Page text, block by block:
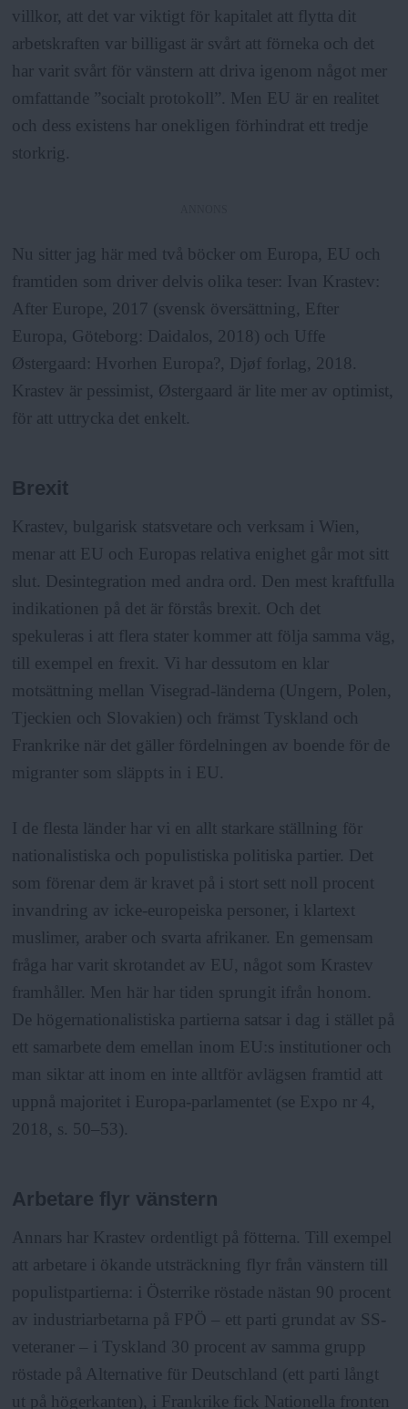
villkor, att det var viktigt för kapitalet att flytta dit
arbetskraften var billigast är svårt att förneka och det
har varit svårt för vänstern att driva igenom något mer
omfattande ”socialt protokoll”. Men EU är en realitet
och dess existens har onekligen förhindrat ett tredje
storkrig.
Nu sitter jag här med två böcker om Europa, EU och
framtiden som driver delvis olika teser: Ivan Krastev:
After Europe, 2017 (svensk översättning, Efter
Europa, Göteborg: Daidalos, 2018) och Uffe
Østergaard: Hvorhen Europa?, Djøf forlag, 2018.
Krastev är pessimist, Østergaard är lite mer av optimist,
för att uttrycka det enkelt.
Brexit
Krastev, bulgarisk statsvetare och verksam i Wien,
menar att EU och Europas relativa enighet går mot sitt
slut. Desintegration med andra ord. Den mest kraftfulla
indikationen på det är förstås brexit. Och det
spekuleras i att flera stater kommer att följa samma väg,
till exempel en frexit. Vi har dessutom en klar
motsättning mellan Visegrad-länderna (Ungern, Polen,
Tjeckien och Slovakien) och främst Tyskland och
Frankrike när det gäller fördelningen av boende för de
migranter som släppts in i EU.
I de flesta länder har vi en allt starkare ställning för
nationalistiska och populistiska politiska partier. Det
som förenar dem är kravet på i stort sett noll procent
invandring av icke-europeiska personer, i klartext
muslimer, araber och svarta afrikaner. En gemensam
fråga har varit skrotandet av EU, något som Krastev
framhåller. Men här har tiden sprungit ifrån honom.
De högernationalistiska partierna satsar i dag i stället på
ett samarbete dem emellan inom EU:s institutioner och
man siktar att inom en inte alltför avlägsen framtid att
uppnå majoritet i Europa-parlamentet (se Expo nr 4,
2018, s. 50–53).
Arbetare flyr vänstern
Annars har Krastev ordentligt på fötterna. Till exempel
att arbetare i ökande utsträckning flyr från vänstern till
populistpartierna: i Österrike röstade nästan 90 procent
av industriarbetarna på FPÖ – ett parti grundat av SS-
veteraner – i Tyskland 30 procent av samma grupp
röstade på Alternative für Deutschland (ett parti långt
ut på högerkanten), i Frankrike fick Nationella fronten